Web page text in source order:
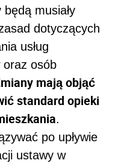
musiały
dotyczących
usług
oraz osób
mają objąć
standard opieki
.
po upływie
ustawy w